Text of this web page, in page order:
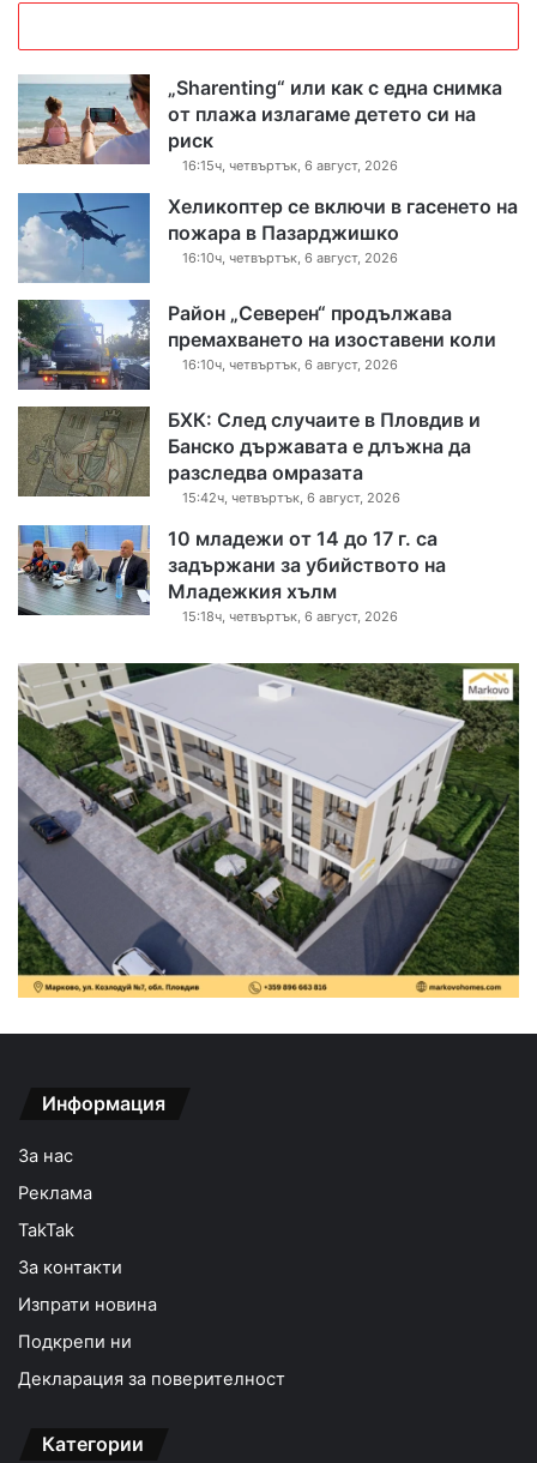
„Sharenting“ или как с една снимка
от плажа излагаме детето си на
риск
16:15ч, четвъртък, 6 август, 2026
Хеликоптер се включи в гасенето на
пожара в Пазарджишко
16:10ч, четвъртък, 6 август, 2026
Район „Северен“ продължава
премахването на изоставени коли
16:10ч, четвъртък, 6 август, 2026
БХК: След случаите в Пловдив и
Банско държавата е длъжна да
разследва омразата
15:42ч, четвъртък, 6 август, 2026
10 младежи от 14 до 17 г. са
задържани за убийството на
Младежкия хълм
15:18ч, четвъртък, 6 август, 2026
Информация
За нас
Реклама
TakTak
За контакти
Изпрати новина
Подкрепи ни
Декларация за поверителност
Категории